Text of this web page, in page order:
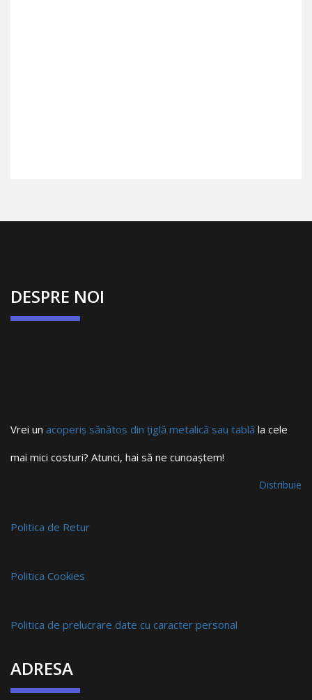
DESPRE NOI
Vrei un acoperiș sănătos din țiglă metalică sau tablă la cele
mai mici costuri? Atunci, hai să ne cunoaștem!
Distribuie
Politica de Retur
Politica Cookies
Politica de prelucrare date cu caracter personal
ADRESA